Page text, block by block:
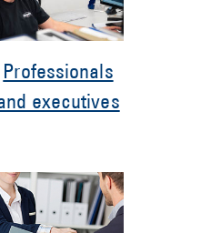
Professionals
executives